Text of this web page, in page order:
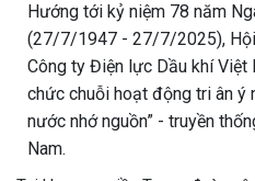
Hướng tới kỷ niệm 78 năm
(27/7/1947 - 27/7/2025), Hội
Công ty Điện lực Dầu khí Việt
chức chuỗi hoạt động tri ân ý
nước nhớ nguồn” - truyền
Nam.